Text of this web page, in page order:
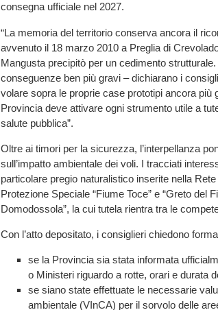
consegna ufficiale nel 2027.
“La memoria del territorio conserva ancora il
avvenuto il 18 marzo 2010 a Preglia di
Mangusta precipitò per un cedimento
conseguenze ben più gravi – dichiarano i
volare sopra le proprie case prototipi ancora più
Provincia deve attivare ogni strumento utile a
salute pubblica”.
Oltre ai timori per la sicurezza, l’interpellanza
sull’impatto ambientale dei voli. I tracciati
particolare pregio naturalistico inserite nella
Protezione Speciale “Fiume Toce” e “Greto del
Domodossola”, la cui tutela rientra tra le
Con l’atto depositato, i consiglieri chiedono
se la Provincia sia stata informata
o Ministeri riguardo a rotte, orari e durata
se siano state effettuate le necessarie
ambientale (VInCA) per il sorvolo delle